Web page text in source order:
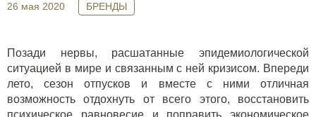
26 мая 2020 БРЕНДЫ
Позади нервы, расшатанные эпидемиологической
ситуацией в мире и связанным с ней кризисом. Впереди
лето, сезон отпусков и вместе с ними отличная
возможность отдохнуть от всего этого, восстановить
психическое равновесие и поправить экономическое